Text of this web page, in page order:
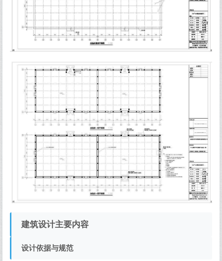
建筑设计主要内容
设计依据与规范